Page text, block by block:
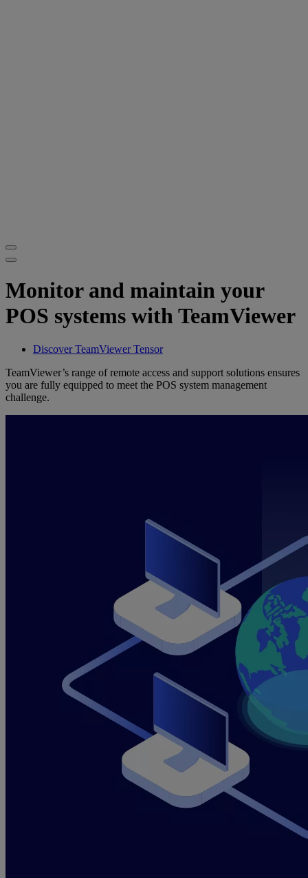
Monitor and maintain your
POS systems with TeamViewer
Discover TeamViewer Tensor
TeamViewer’s range of remote access and support solutions ensures
you are fully equipped to meet the POS system management
challenge.